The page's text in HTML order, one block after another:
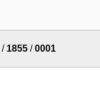
/ 1855 /0001